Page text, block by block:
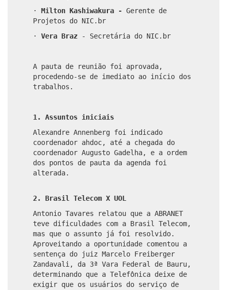
·
Milton Kashiwakura - Gerente de
Projetos do NIC.br
·
Vera Braz - Secretária do NIC.br
A pauta de reunião foi aprovada,
procedendo-se de imediato ao início dos
trabalhos.
1.
Assuntos iniciais
Alexandre Annenberg foi indicado
coordenador ahdoc, até a chegada do
coordenador Augusto Gadelha, e a ordem
dos pontos de pauta da agenda foi
alterada.
2. Brasil Telecom X UOL
Antonio Tavares relatou que a ABRANET
teve dificuldades com a Brasil Telecom,
mas que o assunto já foi resolvido.
Aproveitando a oportunidade comentou a
sentença do juiz Marcelo Freiberger
Zandavali, da 3ª Vara Federal de Bauru,
determinando que a Telefônica deixe de
exigir que os usuários do serviço de